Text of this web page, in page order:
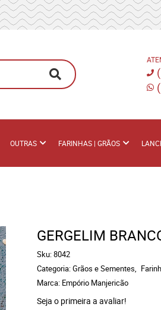
OUTRAS FARINHAS | GRÃOS
GERGELIM
Sku:8042
Categoria:Grãos e Sementes
Marca: Empório Manjericão
Seja o primeira a avaliar!